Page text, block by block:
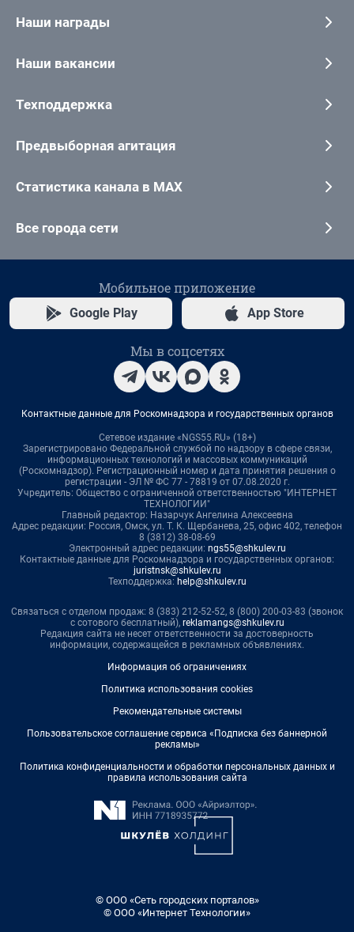
Наши награды
Наши вакансии
Техподдержка
Предвыборная агитация
Статистика канала в MAX
Все города сети
Мобильное приложение
Google Play App Store
Мы в соцсетях
Контактные данные для Роскомнадзора и государственных органов
Сетевое издание «NGS55.RU» (18+)
Зарегистрировано Федеральной службой по надзору в сфере связи,
информационных технологий и массовых коммуникаций
(Роскомнадзор). Регистрационный номер и дата принятия решения о
регистрации - ЭЛ № ФС 77 - 78819 от 07.08.2020 г.
Учредитель: Общество с ограниченной ответственностью "ИНТЕРНЕТ
ТЕХНОЛОГИИ"
Главный редактор: Назарчук Ангелина Алексеевна
Адрес редакции: Россия, Омск, ул. Т. К. Щербанева, 25, офис 402, телефон
8 (3812) 38-08-69
Электронный адрес редакции: ngs55@shkulev.ru
Контактные данные для Роскомнадзора и государственных органов:
juristnsk@shkulev.ru
Техподдержка: help@shkulev.ru
Связаться с отделом продаж: 8 (383) 212-52-52, 8 (800) 200-03-83 (звонок
с сотового бесплатный), reklamangs@shkulev.ru
Редакция сайта не несет ответственности за достоверность
информации, содержащейся в рекламных объявлениях.
Информация об ограничениях
Политика использования cookies
Рекомендательные системы
Пользовательское соглашение сервиса «Подписка без баннерной
рекламы»
Политика конфиденциальности и обработки персональных данных и
правила использования сайта
© ООО «Сеть городских порталов»
© ООО «Интернет Технологии»